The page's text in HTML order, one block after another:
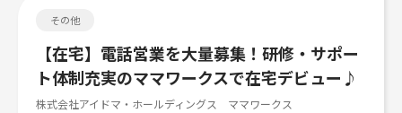
その他
【在宅】電話営業を大量募集！研修・サポー
ト体制充実のママワークスで在宅デビュー♪
株式会社アイドマ・ホールディングス ママワークス